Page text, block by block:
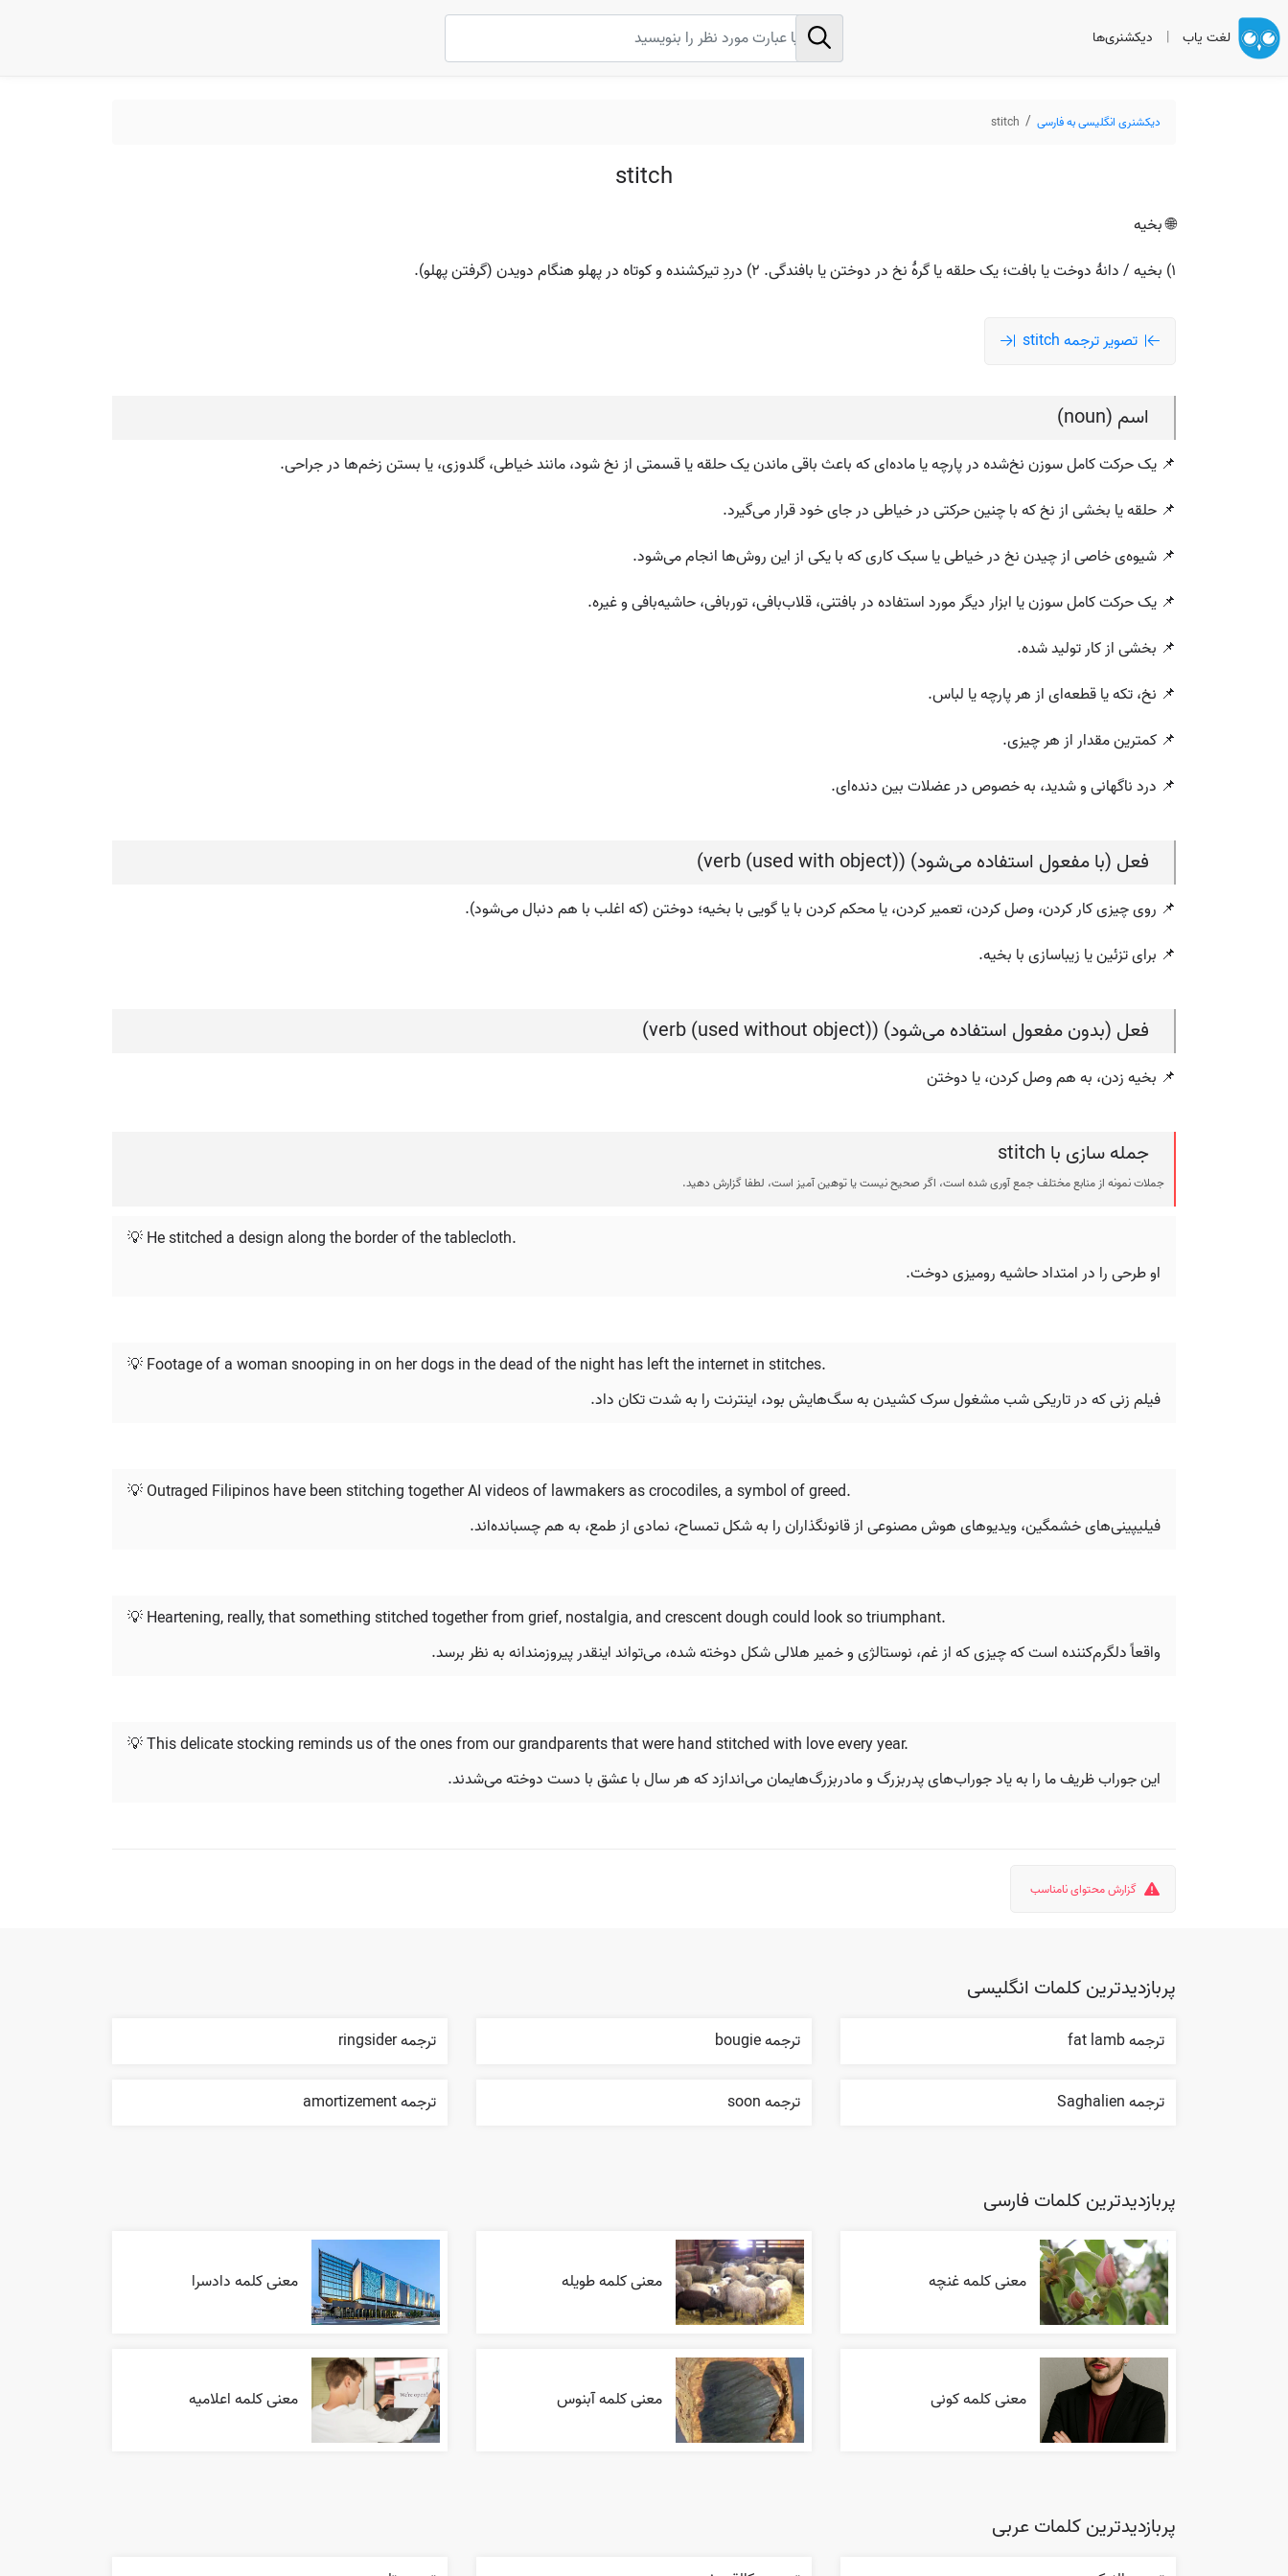
لغت یاب | دیکشنری‌ها
دیکشنری انگلیسی به فارسی stitch
stitch
🌐 بخیه
۱) بخیه / دانهٔ دوخت یا بافت؛ یک حلقه یا گرهٔ نخ در دوختن یا بافندگی. ۲) دردِ تیرکشنده و کوتاه در پهلو هنگام دویدن (گرفتن پهلو).
تصویر ترجمه stitch
اسم (noun)
📌 یک حرکت کامل سوزن نخ‌شده در پارچه یا ماده‌ای که باعث باقی ماندن یک حلقه یا قسمتی از نخ شود، مانند خیاطی، گلدوزی، یا بستن زخم‌ها در جراحی.
📌 حلقه یا بخشی از نخ که با چنین حرکتی در خیاطی در جای خود قرار می‌گیرد.
📌 شیوه‌ی خاصی از چیدن نخ در خیاطی یا سبک کاری که با یکی از این روش‌ها انجام می‌شود.
📌 یک حرکت کامل سوزن یا ابزار دیگر مورد استفاده در بافتنی، قلاب‌بافی، توربافی، حاشیه‌بافی و غیره.
📌 بخشی از کار تولید شده.
📌 نخ، تکه یا قطعه‌ای از هر پارچه یا لباس.
📌 کمترین مقدار از هر چیزی.
📌 درد ناگهانی و شدید، به خصوص در عضلات بین دنده‌ای.
فعل (با مفعول استفاده می‌شود) (verb (used with object))
📌 روی چیزی کار کردن، وصل کردن، تعمیر کردن، یا محکم کردن با یا گویی با بخیه؛ دوختن (که اغلب با هم دنبال می‌شود).
📌 برای تزئین یا زیباسازی با بخیه.
فعل (بدون مفعول استفاده می‌شود) (verb (used without object))
📌 بخیه زدن، به هم وصل کردن، یا دوختن
جمله سازی با stitch
جملات نمونه از منابع مختلف جمع آوری شده است، اگر صحیح نیست یا توهین آمیز است، لطفا گزارش دهید.
💡 He stitched a design along the border of the tablecloth.
او طرحی را در امتداد حاشیه رومیزی دوخت.
💡 Footage of a woman snooping in on her dogs in the dead of the night has left the internet in stitches.
فیلم زنی که در تاریکی شب مشغول سرک کشیدن به سگ‌هایش بود، اینترنت را به شدت تکان داد.
💡 Outraged Filipinos have been stitching together AI videos of lawmakers as crocodiles, a symbol of greed.
فیلیپینی‌های خشمگین، ویدیوهای هوش مصنوعی از قانونگذاران را به شکل تمساح، نمادی از طمع، به هم چسبانده‌اند.
💡 Heartening, really, that something stitched together from grief, nostalgia, and crescent dough could look so triumphant.
واقعاً دلگرم‌کننده است که چیزی که از غم، نوستالژی و خمیر هلالی شکل دوخته شده، می‌تواند اینقدر پیروزمندانه به نظر برسد.
💡 This delicate stocking reminds us of the ones from our grandparents that were hand stitched with love every year.
این جوراب ظریف ما را به یاد جوراب‌های پدربزرگ و مادربزرگ‌هایمان می‌اندازد که هر سال با عشق با دست دوخته می‌شدند.
گزارش محتوای نامناسب
پربازدیدترین کلمات انگلیسی
ترجمه fat lamb ترجمه bougie ترجمه ringsider
ترجمه Saghalien ترجمه soon ترجمه amortizement
پربازدیدترین کلمات فارسی
معنی کلمه غنچه معنی کلمه طویله معنی کلمه دادسرا
معنی کلمه کونی معنی کلمه آبنوس معنی کلمه اعلاميه
پربازدیدترین کلمات عربی